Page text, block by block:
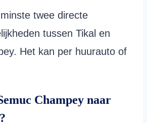
twee directe
tussen Tikal en
Het kan per huurauto of
Champey naar